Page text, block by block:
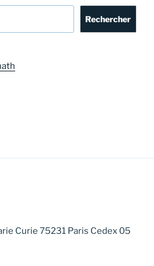
Rechercher
Curie 75231 Paris Cedex 05